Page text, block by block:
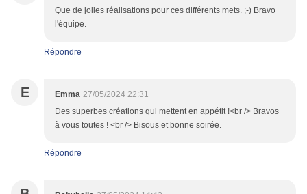
Que de jolies réalisations pour ces différents mets. ;-) Bravo
l'équipe.
Répondre
E Emma 27/05/2024 22:31
Des superbes créations qui mettent en appétit !<br /> Bravos
à vous toutes ! <br /> Bisous et bonne soirée.
Répondre